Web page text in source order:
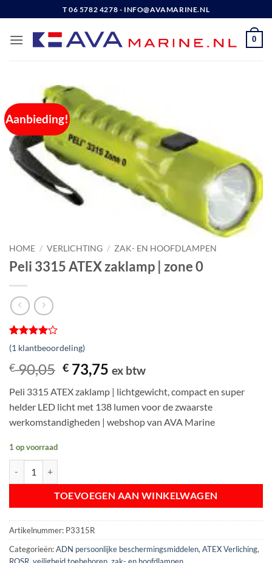
naar
inhoud
T 06 5782 4278 - INFO@AVAMARINE.NL
0
Aanbieding!
HOME / VERLICHTING / ZAK- EN HOOFDLAMPEN
Peli 3315 ATEX zaklamp | zone 0
Gewaardeerd
4op 5
gebaseerd
op
1
(1 klantbeoordeling)
€90,05 Oorspronkelijke
prijs
was:
€ 90,05.
€ 73,75 Huidige
is:
€ 73,75.
ex btw
Peli 3315 ATEX zaklamp | lichtgewicht, compact en super
helder LED licht met 138 lumen voor de zwaarste
werkomstandigheden | webshop van AVA Marine
1 op voorraad
TOEVOEGEN AAN WINKELWAGEN
Artikelnummer: P3315R
Categorieën:ADN persoonlijke beschermingsmiddelen, ATEX Verliching,
ROSR, veiligheid toebehoren, zak- en hoofdlampen